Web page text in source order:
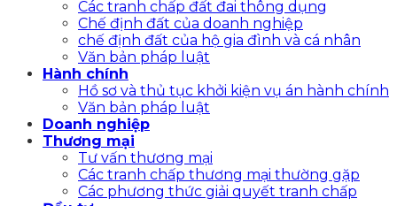
Các tranh chấp đất đai thông dụng
Chế định đất của doanh nghiệp
chế định đất của hộ gia đình và cá nhân
Văn bản pháp luật
Hành chính
Hồ sơ và thủ tục khởi kiện vụ án hành chính
Văn bản pháp luật
Doanh nghiệp
Thương mại
Tư vấn thương mại
Các tranh chấp thương mại thường gặp
Các phương thức giải quyết tranh chấp